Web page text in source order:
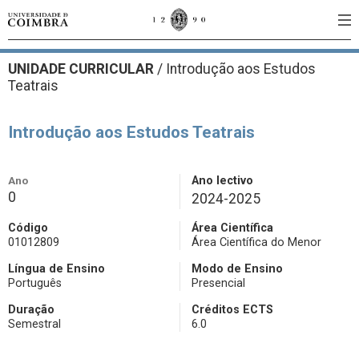
UNIDADE CURRICULAR / Introdução aos Estudos
Teatrais
Introdução aos Estudos Teatrais
Ano
0
Ano lectivo
2024-2025
Código
01012809
Área Científica
Área Científica do Menor
Língua de Ensino
Português
Modo de Ensino
Presencial
Duração
Semestral
Créditos ECTS
6.0